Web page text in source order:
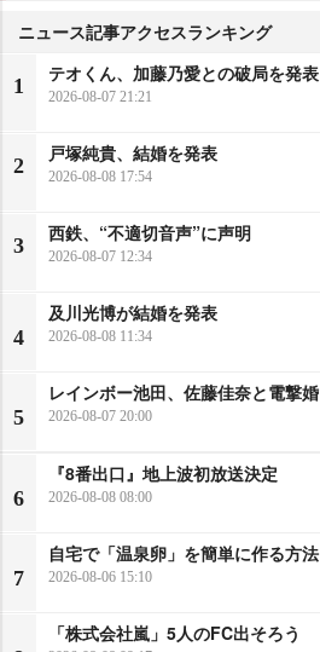
ニュース記事アクセスランキング
1
テオくん、加藤乃愛との破局を発表
2026-08-07 21:21
2
戸塚純貴、結婚を発表
2026-08-08 17:54
3
西鉄、“不適切音声”に声明
2026-08-07 12:34
4
及川光博が結婚を発表
2026-08-08 11:34
5
レインボー池田、佐藤佳奈と電撃婚
2026-08-07 20:00
6
『8番出口』地上波初放送決定
2026-08-08 08:00
7
自宅で「温泉卵」を簡単に作る方法
2026-08-06 15:10
「株式会社嵐」5人のFC出そろう